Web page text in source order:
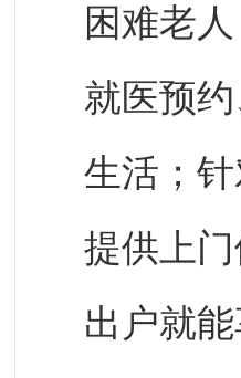
困难老
就医预
生活；
提供上
出户就